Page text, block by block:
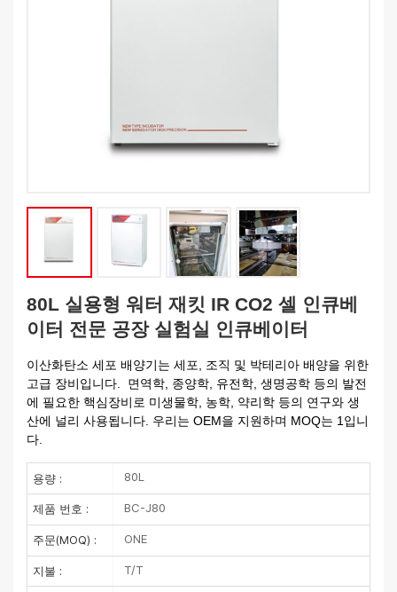
80L 실용형 워터 재킷 IR CO2 셀 인큐베
이터 전문 공장 실험실 인큐베이터
이산화탄소 세포 배양기는 세포, 조직 및 박테리아 배양을 위한
고급 장비입니다.
  면역학, 종양학, 유전학, 생명공학 등의 발전
에 필요한 핵심장비로 미생물학, 농학, 약리학 등의 연구와 생
산에 널리 사용됩니다. 우리는 OEM을 지원하며 MOQ는 1입니
다.
용량 : 80L
제품 번호 : BC-J80
주문(MOQ) : ONE
지불 : T/T